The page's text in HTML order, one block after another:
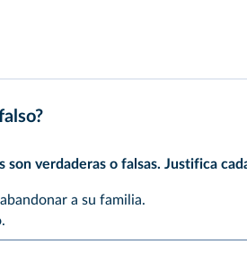
son verdaderas o falsas. Justifica
a su familia.